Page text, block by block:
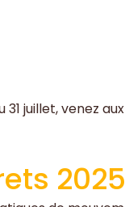
31 juillet, venez
2025